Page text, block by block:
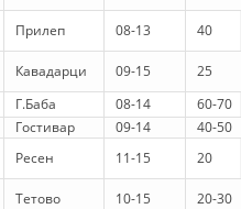
Прилеп 08-13 40
Кавадарци 09-15
25
Г.Баба 08-14
60-70
Гостивар 09-14
40-50
Ресен 11-15 20
Тетово 10-15 20-30